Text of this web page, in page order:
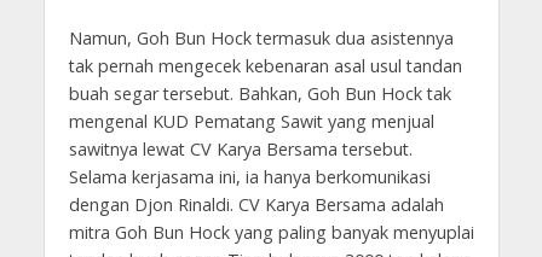
Namun, Goh Bun Hock termasuk dua asistennya
tak pernah mengecek kebenaran asal usul tandan
buah segar tersebut. Bahkan, Goh Bun Hock tak
mengenal KUD Pematang Sawit yang menjual
sawitnya lewat CV Karya Bersama tersebut.
Selama kerjasama ini, ia hanya berkomunikasi
dengan Djon Rinaldi. CV Karya Bersama adalah
mitra Goh Bun Hock yang paling banyak menyuplai